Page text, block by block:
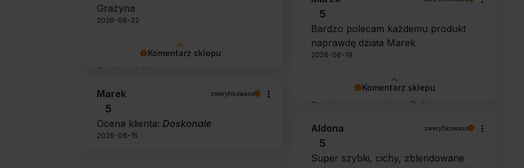
zakup spełniły Pana oczekiwania.
Dziękujemy za zaufanie.
Komentarz sklepu
Bardzo dziękujemy za pozytywną
zapewniał doskonałe efekty przy
każdym użyciu.
Grażyna
2026-06-22
Komentarz sklepu
Dziękujemy za opinię 🙂 Cieszymy
potwierdził swoją skuteczność.
5
Bardzo polecam każdemu produkt
naprawdę działa Marek
2026-06-19
Marek zweryfikowano
5
Ocena klienta: Doskonale
2026-06-15
Aldona zweryfikowano
5
Super szybki, cichy, zblendowane